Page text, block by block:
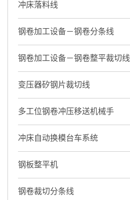
冲床落料线
钢卷加工设备－钢卷分条线
钢卷加工设备－钢卷整平裁切线
变压器矽钢片裁切线
多工位钢卷冲压移送机械手
冲床自动换模台车系统
钢板整平机
钢卷裁切分条线